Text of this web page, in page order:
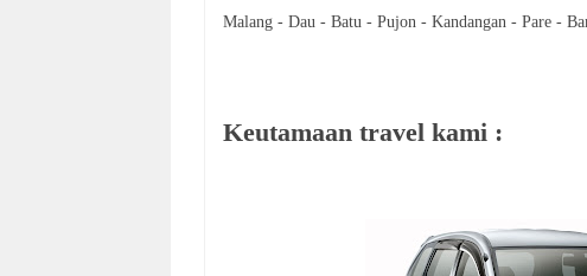
Malang - Dau - Batu - Pujon - Kandangan - Pare -
Keutamaan travel kami :